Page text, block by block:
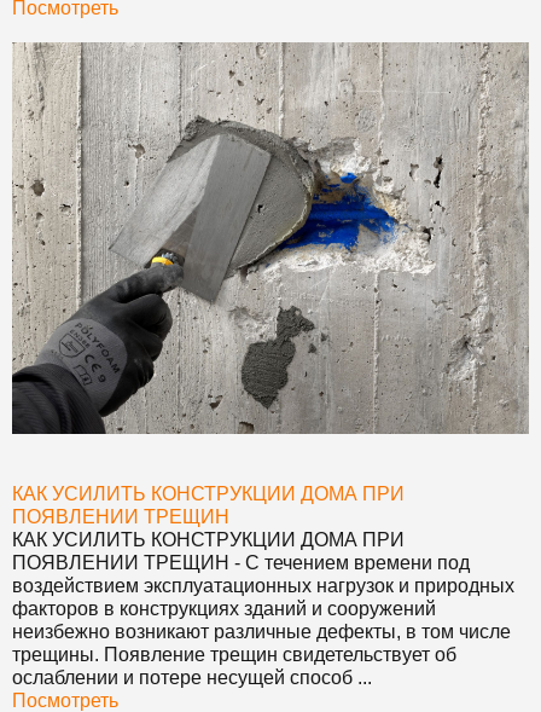
Посмотреть
КАК УСИЛИТЬ КОНСТРУКЦИИ ДОМА ПРИ
ПОЯВЛЕНИИ ТРЕЩИН
КАК УСИЛИТЬ КОНСТРУКЦИИ ДОМА ПРИ
ПОЯВЛЕНИИ ТРЕЩИН - С течением времени под
воздействием эксплуатационных нагрузок и природных
факторов в конструкциях зданий и сооружений
неизбежно возникают различные дефекты, в том числе
трещины. Появление трещин свидетельствует об
ослаблении и потере несущей способ ...
Посмотреть